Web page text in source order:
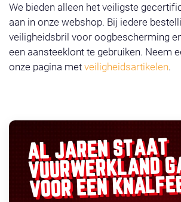
We bieden alleen het veiligste
aan in onze webshop. Bij iedere
veiligheidsbril voor oogbescherming
een aansteeklont te gebruiken. Neem
onze pagina met veiligheidsartikelen.
AL JAREN STAAT
VUURWERKLAND
VOOR EEN